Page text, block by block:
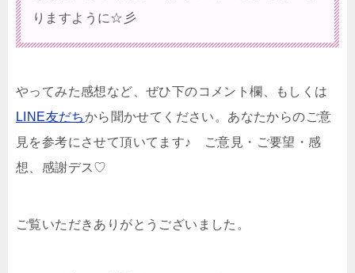
りますように☆彡
やってみた感想など、ぜひ下のコメント欄、もしくは
LINE友だちから聞かせてください。あなたからのご意
見を参考にさせて頂いてます♪ ご意見・ご要望・感
想、感謝デス♡
ご覧いただきありがとうございました。